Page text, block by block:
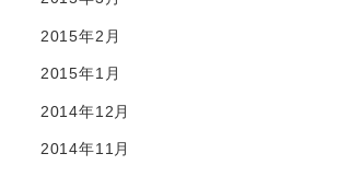
2015年2月
2015年1月
2014年12月
2014年11月